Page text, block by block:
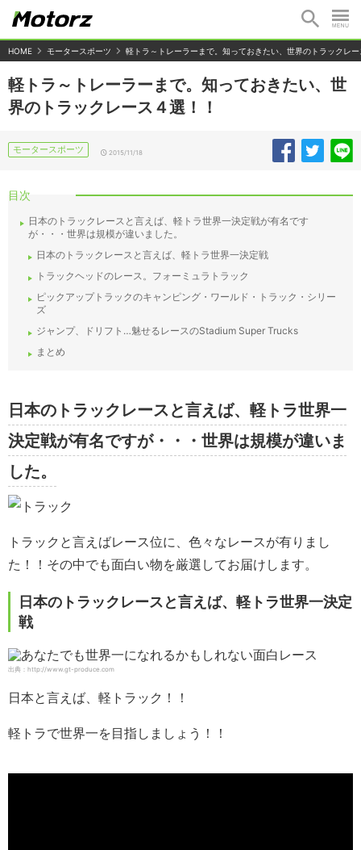
HOME モータースポーツ 軽トラ～トレーラーまで。知っておきたい、世界のトラックレ
軽トラ～トレーラーまで。知っておきたい、世
界のトラックレース４選！！
モータースポーツ 2015/11/18
目次
日本のトラックレースと言えば、軽トラ世界一決定戦が有名です
が・・・世界は規模が違いました。
日本のトラックレースと言えば、軽トラ世界一決定戦
トラックヘッドのレース。フォーミュラトラック
ピックアップトラックのキャンピング・ワールド・トラック・シリー
ズ
ジャンプ、ドリフト…魅せるレースのStadium Super Trucks
まとめ
日本のトラックレースと言えば、軽トラ世界一
決定戦が有名ですが・・・世界は規模が違いま
した。
トラックと言えばレース位に、色々なレースが有りまし
た！！その中でも面白い物を厳選してお届けします。
日本のトラックレースと言えば、軽トラ世界一決定
戦
出典：http://www.gt-produce.com
日本と言えば、軽トラック！！
軽トラで世界一を目指しましょう！！